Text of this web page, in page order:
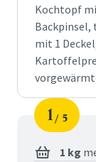
Kochtopf
Backpinsel,
mit 1
Schritt
1
von
5
1 kg